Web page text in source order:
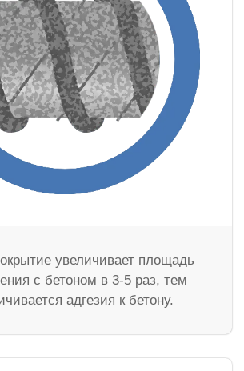
увеличивает площадь
с бетоном в 3-5 раз, тем
адгезия к бетону.